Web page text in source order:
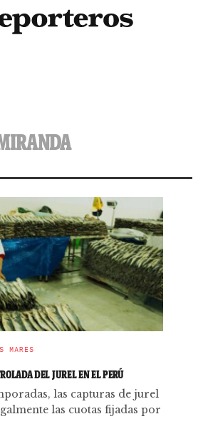
MARES
DEL JUREL EN EL PERÚ
las capturas de jurel
las cuotas fijadas por